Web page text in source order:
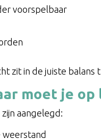
voorspelbaar
zit in de juiste
moet je op
aangelegd:
weerstand